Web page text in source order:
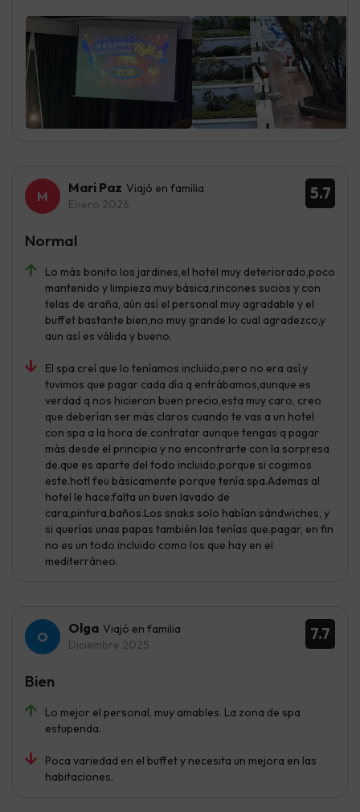
5.7
Mari Paz Viajó en familia
Enero 2026
Lo más bonito los jardines,el hotel muy deteriorado,poco
mantenido y limpieza muy básica,rincones sucios y con
telas de araña, aún así el personal muy agradable y el
buffet bastante bien,no muy grande lo cual agradezco,y
aun así es válida y bueno.
El spa creí que lo teníamos incluido,pero no era así,y
tuvimos que pagar cada día q entrábamos,aunque es
verdad q nos hicieron buen precio,esta muy caro, creo
que deberían ser más claros cuando te vas a un hotel
con spa a la hora de.contratar aunque tengas q pagar
más desde el principio y no encontrarte con la sorpresa
de.que es aparte del todo incluido,porque si cogimos
este.hotl feu básicamente porque tenía spa.Ademas al
hotel le hace.falta un buen lavado de
cara,pintura,baños.Los snaks solo habían sándwiches, y
si querías unas papas también las tenías que.pagar, en fin
no es un todo incluido como los que.hay en el
mediterráneo.
Normal
7.7
Olga Viajó en familia
Diciembre 2025
Lo mejor el personal, muy amables. La zona de spa
estupenda.
Poca variedad en el buffet y necesita un mejora en las
habitaciones.
Bien